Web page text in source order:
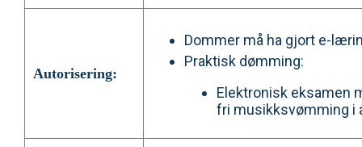
Autorisering:
Dommer må ha gjort e-
Praktisk dømming:
Elektronisk eksamen
fri musikksvømming i